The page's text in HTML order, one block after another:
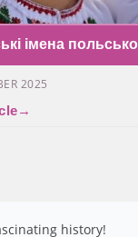
імена
2025
→
history!